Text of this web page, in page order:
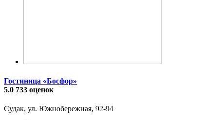
Гостиница «Босфор»
5.0 733 оценок
Судак, ул. Южнобережная, 92-94